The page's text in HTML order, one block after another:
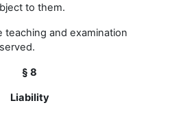
to them.
teaching and examination
§ 8
Liability